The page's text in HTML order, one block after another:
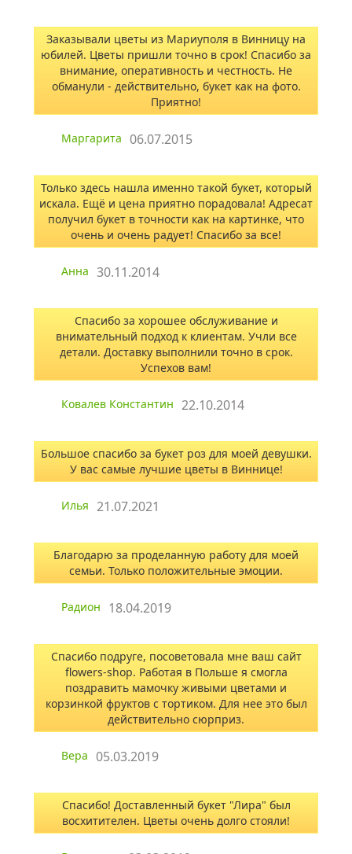
Заказывали цветы из Мариуполя в Винницу на
юбилей. Цветы пришли точно в срок! Спасибо за
внимание, оперативность и честность. Не
обманули - действительно, букет как на фото.
Приятно!
Маргарита 06.07.2015
Только здесь нашла именно такой букет, который
искала. Ещё и цена приятно порадовала! Адресат
получил букет в точности как на картинке, что
очень и очень радует! Спасибо за все!
Анна 30.11.2014
Спасибо за хорошее обслуживание и
внимательный подход к клиентам. Учли все
детали. Доставку выполнили точно в срок.
Успехов вам!
Ковалев Константин 22.10.2014
Большое спасибо за букет роз для моей девушки.
У вас самые лучшие цветы в Виннице!
Илья 21.07.2021
Благодарю за проделанную работу для моей
семьи. Только положительные эмоции.
Радион 18.04.2019
Спасибо подруге, посоветовала мне ваш сайт
flowers-shop. Работая в Польше я смогла
поздравить мамочку живыми цветами и
корзинкой фруктов с тортиком. Для нее это был
действительно сюрприз.
Вера 05.03.2019
Спасибо! Доставленный букет "Лира" был
восхитителен. Цветы очень долго стояли!